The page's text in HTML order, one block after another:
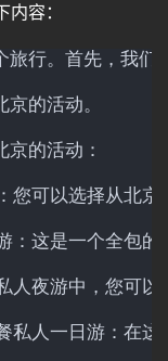
容：
旅行。首先，我
的活动。
的活动：
您可以选择从北
：这是一个全包
人夜游中，您可
私人一日游：在